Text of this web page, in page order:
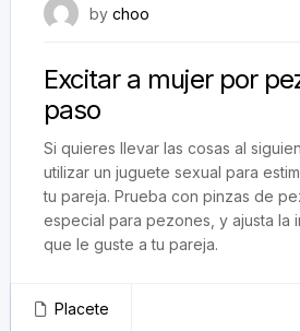
by choo
Excitar a mujer por
paso
Si quieres llevar las cosas al
utilizar un juguete sexual para
tu pareja. Prueba con pinzas de
especial para pezones, y ajusta la
que le guste a tu pareja.
Placete